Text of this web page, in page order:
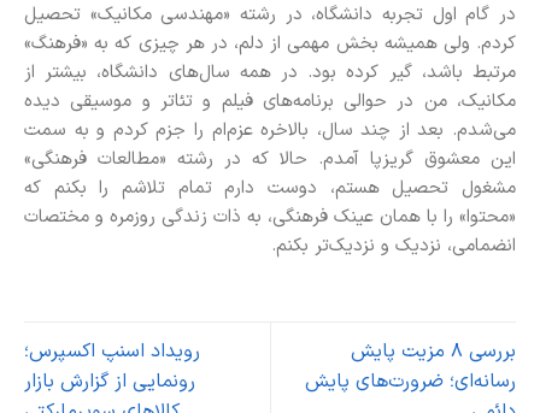
در گام اول تجربه دانشگاه، در رشته «مهندسی مکانیک» تحصیل
کردم. ولی همیشه بخش مهمی از دلم، در هر چیزی که به «فرهنگ»
مرتبط باشد، گیر کرده بود. در همه سال‌های دانشگاه، بیشتر از
مکانیک، من در حوالی برنامه‌های فیلم و تئاتر و موسیقی دیده
می‌شدم. بعد از چند سال، بالاخره عزم‌ام را جزم کردم و به سمت
این معشوق گریزپا آمدم. حالا که در رشته «مطالعات فرهنگی»
مشغول تحصیل هستم، دوست دارم تمام تلاشم را بکنم که
«محتوا» را با همان عینک فرهنگی، به ذات زندگی روزمره و مختصات
انضمامی، نزدیک و نزدیک‌تر بکنم.
بررسی ۸ مزیت پایش
رسانه‌ای؛ ضرورت‌های پایش
رویداد اسنپ اکسپرس؛
رونمایی از گزارش بازار